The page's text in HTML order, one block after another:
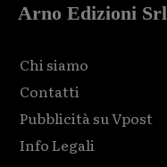
Arno Edizioni Srl
Chi siamo
Contatti
Pubblicità su Vpost
Info Legali